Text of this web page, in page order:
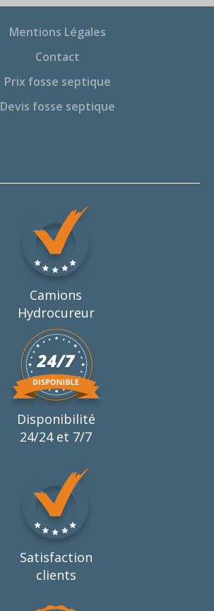
Mentions Légales
Contact
Prix fosse septique
Devis fosse septique
Camions
Hydrocureur
Disponibilité
24/24 et 7/7
Satisfaction
clients